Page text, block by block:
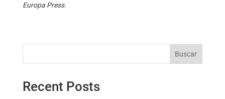
Europa Press.
Buscar
Recent Posts